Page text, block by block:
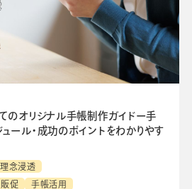
てのオリジナル手帳制作ガイドー手
ール・成功のポイントをわかりやす
理念浸透
販促 手帳活用